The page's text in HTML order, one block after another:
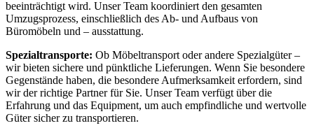
beeinträchtigt wird. Unser Team koordiniert den gesamten
Umzugsprozess, einschließlich des Ab- und Aufbaus von
Büromöbeln und – ausstattung.
Spezialtransporte: Ob Möbeltransport oder andere Spezialgüter –
wir bieten sichere und pünktliche Lieferungen. Wenn Sie besondere
Gegenstände haben, die besondere Aufmerksamkeit erfordern, sind
wir der richtige Partner für Sie. Unser Team verfügt über die
Erfahrung und das Equipment, um auch empfindliche und wertvolle
Güter sicher zu transportieren.